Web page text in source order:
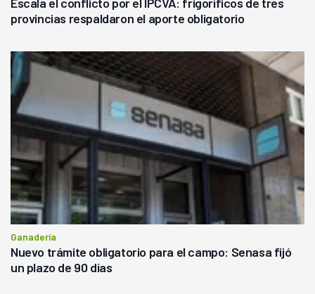
provincias respaldaron el aporte obligatorio
Ganadería
Nuevo trámite obligatorio para el campo: Senasa fijó
un plazo de 90 días